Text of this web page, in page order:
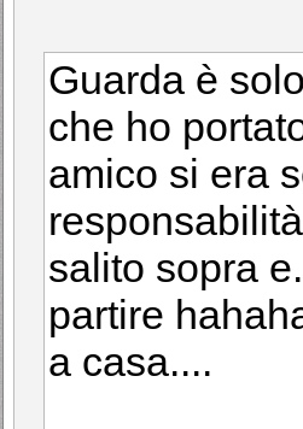
Guarda è
che ho
amico si era
salito sopra
partire
a casa....